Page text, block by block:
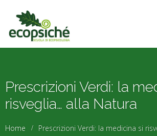
Prescrizioni Verdi: la
risveglia… alla Natura
Home Prescrizioni Verdi: la medicina si